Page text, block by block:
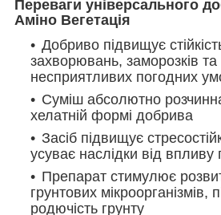
Переваги універсального
Аміно Вегетація
Добриво підвищує
захворювань, заморозків та
несприятливих погодних
Суміш абсолютно
хелатній формі добрива
Засіб підвищує
усуває наслідки від впливу
Препарат стимулює
грунтових мікроорганізмів,
родючість грунту